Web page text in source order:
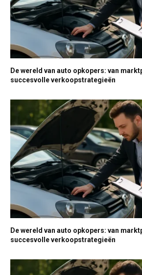
De wereld van auto opkopers: van
succesvolle verkoopstrategieën
De wereld van auto opkopers: van
succesvolle verkoopstrategieën